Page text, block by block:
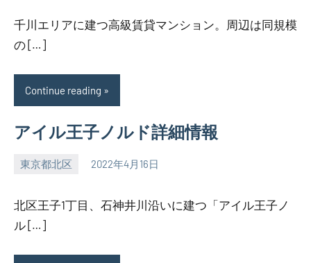
千川エリアに建つ高級賃貸マンション。周辺は同規模
の […]
Continue reading
アイル王子ノルド詳細情報
東京都北区 2022年4月16日
SEZIMO
北区王子1丁目、石神井川沿いに建つ「アイル王子ノ
ル […]